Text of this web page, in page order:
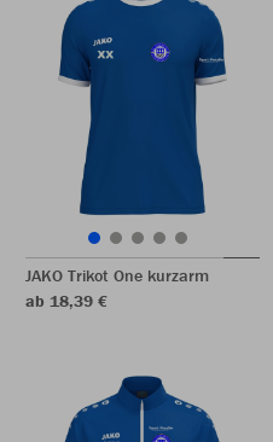
JAKO Trikot One kurzarm
ab 18,39 €